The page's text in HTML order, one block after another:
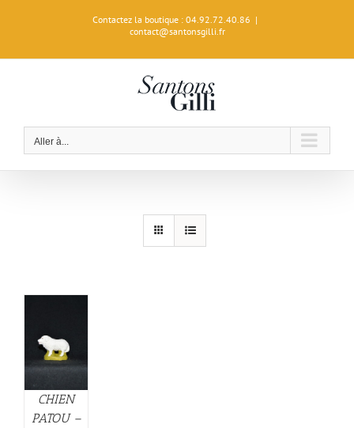
Contactez la boutique : 04.92.72.40.86 |
contact@santonsgilli.fr
Aller à...
CHIEN
PATOU –